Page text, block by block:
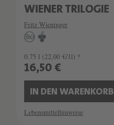
WIENER TRILOGIE
Fritz Wieninger
0.75 l (22,00 €/1l) *
16,50 €
IN DEN WARENKORB
Lebensmittelhinweise